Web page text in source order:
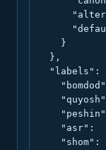
    }
  },
"labels":
"asr":
"shom":